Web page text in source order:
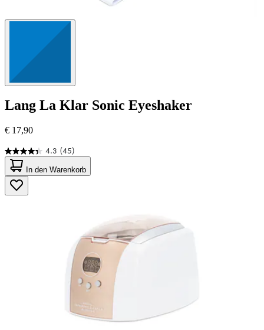
Lang La Klar Sonic Eyeshaker
€ 17,90
4.3 (45)
4.3
von
5
Sternen.
45
In den Warenkorb